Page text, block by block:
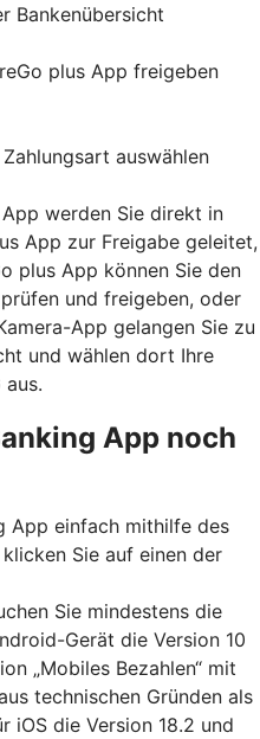
Bankenübersicht
plus App freigeben
auswählen
werden Sie direkt in
App zur Freigabe geleitet,
plus App können Sie den
und freigeben, oder
App gelangen Sie zu
und wählen dort Ihre
aus.
App noch
App einfach mithilfe des
Sie auf einen der
Sie mindestens die
Gerät die Version 10
„Mobiles Bezahlen“ mit
technischen Gründen als
iOS die Version 18.2 und